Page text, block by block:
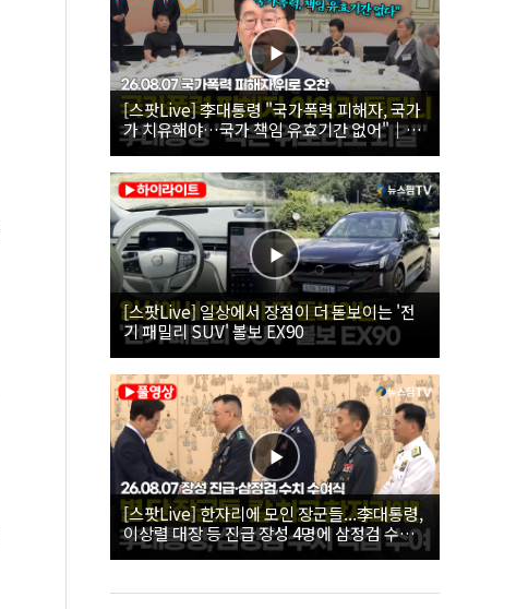
[스팟Live] 李대통령 "국가폭력 피해자, 국가
가 치유해야…국가 책임 유효기간 없어"｜
26.08.07 국가폭력 피해자 위로 오찬
[스팟Live] 일상에서 장점이 더 돋보이는 '전
기 패밀리 SUV' 볼보 EX90
[스팟Live] 한자리에 모인 장군들...李대통령,
이상렬 대장 등 진급 장성 4명에 삼정검 수치
직접 수여｜26.08.07 장성 진급·삼정검 수치